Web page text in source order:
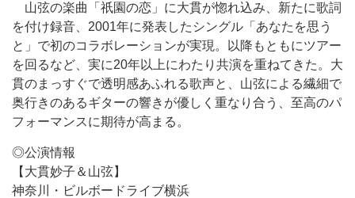
山弦の楽曲「祇園の恋」に大貫が惚れ込み、新たに歌詞
を付け録音、2001年に発表したシングル「あなたを思う
と」で初のコラボレーションが実現。以降もともにツアー
を回るなど、実に20年以上にわたり共演を重ねてきた。大
貫のまっすぐで透明感あふれる歌声と、山弦による繊細で
奥行きのあるギターの響きが優しく重なり合う、至高のパ
フォーマンスに期待が高まる。
◎公演情報
【大貫妙子＆山弦】
神奈川・ビルボードライブ横浜